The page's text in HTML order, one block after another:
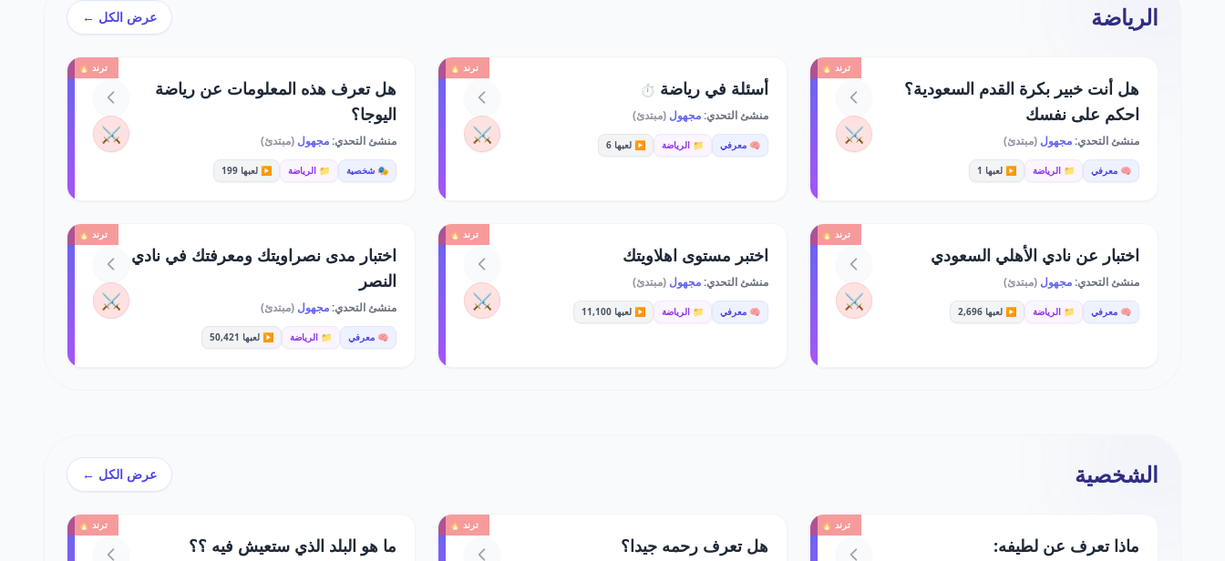
الرياضة عرض الكل ←
ترند 🔥
هل أنت خبير بكرة القدم السعودية؟
احكم على نفسك
منشئ التحدي:مجهول (مبتدئ)
🧠 معرفي 📁 الرياضة ▶️ لعبها 1
⚔️
ترند 🔥
أسئلة في رياضة ⏱️
منشئ التحدي:مجهول(مبتدئ)
🧠 معرفي 📁 الرياضة ▶️ لعبها 6 ⚔️
ترند 🔥
هل تعرف هذه المعلومات عن رياضة
اليوجا؟
منشئ التحدي:مجهول (مبتدئ)
🎭 شخصية 📁 الرياضة ▶️ لعبها 199
⚔️
ترند 🔥
اختبار عن نادي الأهلي السعودي
منشئ التحدي:مجهول (مبتدئ)
🧠 معرفي 📁 الرياضة ▶️ لعبها 2,696 ⚔️
ترند 🔥
اختبر مستوى اهلاويتك
منشئ التحدي:مجهول(مبتدئ)
🧠 معرفي 📁 الرياضة ▶️ لعبها 11,100 ⚔️
ترند 🔥
اختبار مدى نصراويتك ومعرفتك في نادي
النصر
منشئ التحدي:مجهول (مبتدئ)
🧠 معرفي 📁 الرياضة ▶️ لعبها 50,421
⚔️
الشخصية عرض الكل ←
ترند 🔥
ماذا تعرف عن لطيفه:
ترند 🔥
هل تعرف رحمه جيدا؟
ترند 🔥
ما هو البلد الذي ستعيش فيه ؟؟